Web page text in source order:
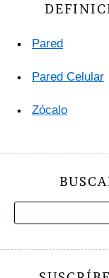
Pared
Pared Celular
Zócalo